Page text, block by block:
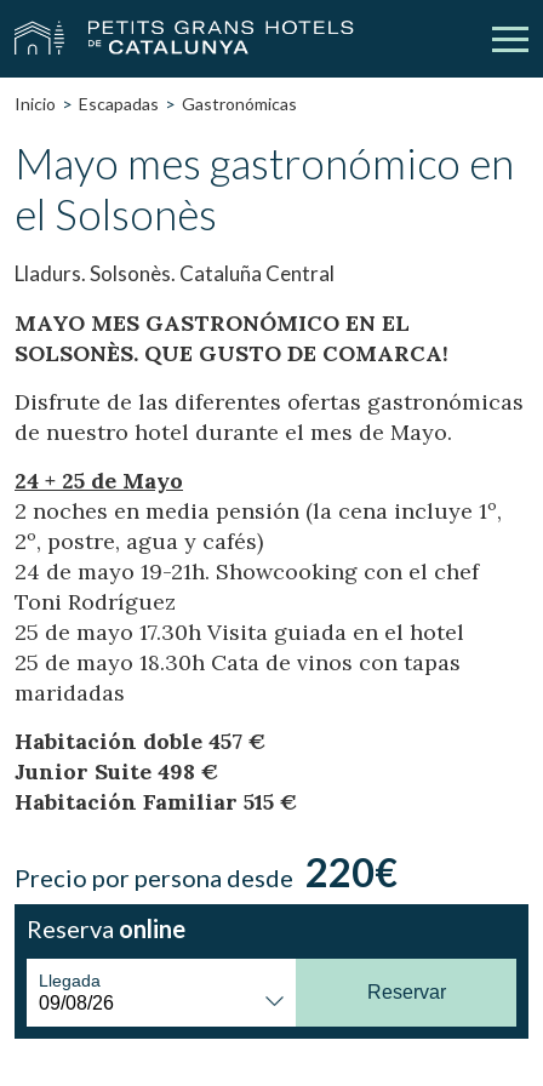
Escapadas
Bodas
Cheques Regalo Descubre Catalunya
Contacto Mi reserva
vpn_key Iniciar sesión person Crear cuenta
Ubicación/nombre del hotel
CA ES EN FR
Inicio Escapadas Gastronómicas
Mayo mes gastronómico en
el Solsonès
Lladurs. Solsonès. Cataluña Central
MAYO MES GASTRONÓMICO EN EL
SOLSONÈS. QUE GUSTO DE COMARCA!
Disfrute de las diferentes ofertas gastronómicas
de nuestro hotel durante el mes de Mayo.
24 + 25 de Mayo
2 noches en media pensión (la cena incluye 1º,
2º, postre, agua y cafés)
24 de mayo 19-21h. Showcooking con el chef
Toni Rodríguez
25 de mayo 17.30h Visita guiada en el hotel
25 de mayo 18.30h Cata de vinos con tapas
maridadas
Habitación doble 457 €
Junior Suite 498 €
Habitación Familiar 515 €
Precio por persona desde 220€
Reserva online
Llegada
Reservar